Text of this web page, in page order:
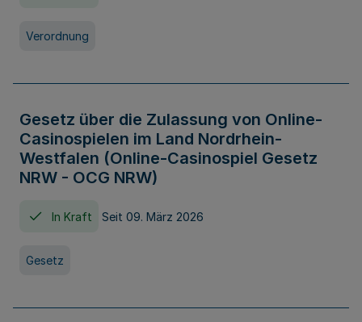
Verordnung
Gesetz über die Zulassung von Online-
Casinospielen im Land Nordrhein-
Westfalen (Online-Casinospiel Gesetz
NRW - OCG NRW)
In Kraft Seit 09. März 2026
Gesetz